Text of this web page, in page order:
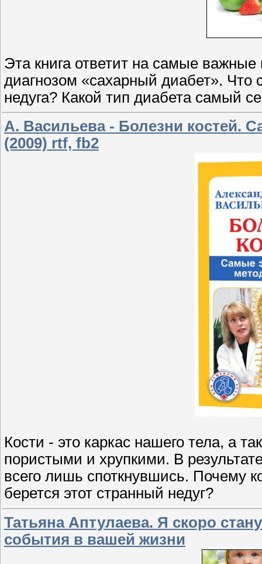
Эта книга ответит на самые
диагнозом «сахарный диабет». Что
недуга? Какой тип диабета самый
А. Васильева - Болезни костей.
(2009) rtf, fb2
Кости - это каркас нашего тела, а
пористыми и хрупкими. В
всего лишь споткнувшись. Почему
берется этот странный недуг?
Татьяна Аптулаева. Я скоро
события в вашей жизни